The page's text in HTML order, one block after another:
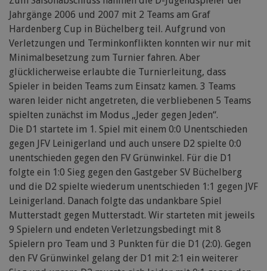
Jahrgänge 2006 und 2007 mit 2 Teams am Graf
Hardenberg Cup in Büchelberg teil. Aufgrund von
Verletzungen und Terminkonflikten konnten wir nur mit
Minimalbesetzung zum Turnier fahren. Aber
glücklicherweise erlaubte die Turnierleitung, dass
Spieler in beiden Teams zum Einsatz kamen. 3 Teams
waren leider nicht angetreten, die verbliebenen 5 Teams
spielten zunächst im Modus „Jeder gegen Jeden“.
Die D1 startete im 1. Spiel mit einem 0:0 Unentschieden
gegen JFV Leinigerland und auch unsere D2 spielte 0:0
unentschieden gegen den FV Grünwinkel. Für die D1
folgte ein 1:0 Sieg gegen den Gastgeber SV Büchelberg
und die D2 spielte wiederum unentschieden 1:1 gegen JVF
Leinigerland. Danach folgte das undankbare Spiel
Mutterstadt gegen Mutterstadt. Wir starteten mit jeweils
9 Spielern und endeten Verletzungsbedingt mit 8
Spielern pro Team und 3 Punkten für die D1 (2:0). Gegen
den FV Grünwinkel gelang der D1 mit 2:1 ein weiterer